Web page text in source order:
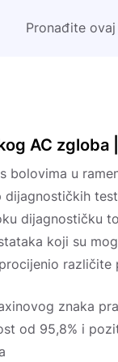
Pronađite
AC zgloba
bolovima u
dijagnostičku
koji su
znaka
od 95,8% i